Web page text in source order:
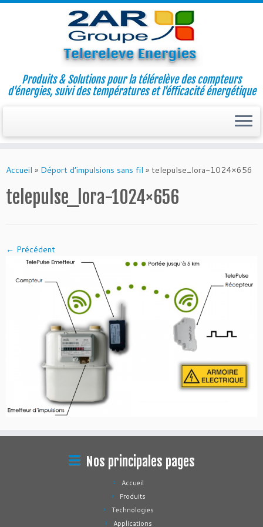
to
Produits & Solutions pour la télérelève des compteurs
d'énergies, suivi des températures et l'éfficacité énergétique
Accueil » Déport d’impulsions sans fil » telepulse_lora-1024×656
telepulse_lora-1024×656
← Précédent
Nos principales pages
Accueil
Produits
Technologies
Applications